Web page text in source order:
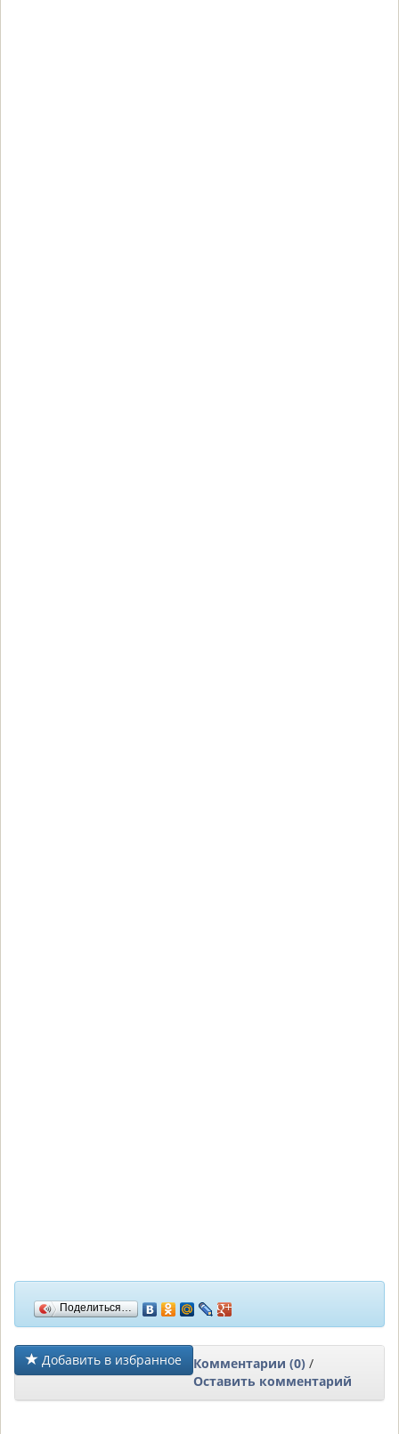
Поделиться…
Добавить в избранное Комментарии (0) /
Оставить комментарий